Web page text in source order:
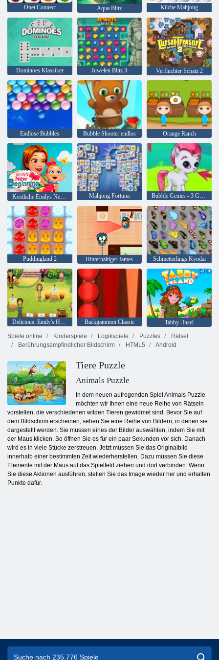
Onet Connect Aqua Blitz Küche Mahjong
Dominoes Klassiker Juwelen Blitz 3 Verfluchter Schatz 2
Endlose Bubbles Bubble Shooter endlos Orange Ranch
Mahjong Fortuna Bubble Gemes - 3 Gewinnt
Puddingland 2 Hinterhältiger James Schmetterlings Kyodai
Delicious: Emily's Home, Sweet Home Backgammon Classic
Tabby -Insel
Spiele online
Kinderspiele Logikspiele Puzzles
Rätsel
Berührungsempfindlicher Bildschirm
HTML5 Android
Tiere Puzzle
Animals Puzzle
In dem neuen aufregenden Spiel Animals Puzzle
möchten wir Ihnen eine neue Reihe von Rätseln
vorstellen, die verschiedenen wilden Tieren gewidmet sind. Bevor Sie auf
dem Bildschirm erscheinen, sehen Sie eine Reihe von Bildern, in denen sie
dargestellt werden. Sie müssen eines der Bilder auswählen, indem Sie mit
der Maus klicken. So öffnen Sie es für ein paar Sekunden vor sich. Danach
wird es in viele Stücke zerstreuen. Jetzt müssen Sie das Originalbild
innerhalb einer bestimmten Zeit wiederherstellen. Dazu müssen Sie diese
Elemente mit der Maus auf das Spielfeld ziehen und dort verbinden. Wenn
Sie diese Aktionen ausführen, stellen Sie das Image wieder her und erhalten
Punkte dafür.